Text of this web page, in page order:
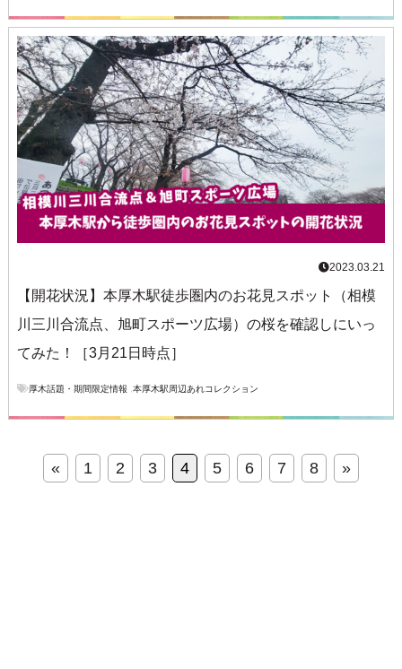
2023.03.21
【開花状況】本厚木駅徒歩圏内のお花見スポット（相模
川三川合流点、旭町スポーツ広場）の桜を確認しにいっ
てみた！［3月21日時点］
厚木話題・期間限定情報 本厚木駅周辺あれコレクション
« 1 2 3 4 5 6 7 8 »